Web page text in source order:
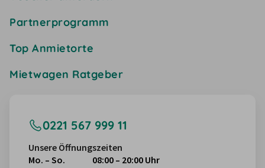
Partnerprogramm
Top Anmietorte
Mietwagen Ratgeber
0221 567 999 11
Unsere Öffnungszeiten
Mo. – So.
08:00 – 20:00 Uhr